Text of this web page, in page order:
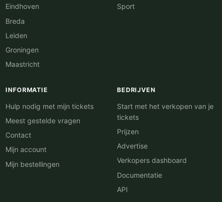
Eindhoven
Breda
Leiden
Groningen
Maastricht
Sport
INFORMATIE
Hulp nodig met mijn tickets
Meest gestelde vragen
Contact
Mijn account
Mijn bestellingen
BEDRIJVEN
Start met het verkopen van je
tickets
Prijzen
Advertise
Verkopers dashboard
Documentatie
API